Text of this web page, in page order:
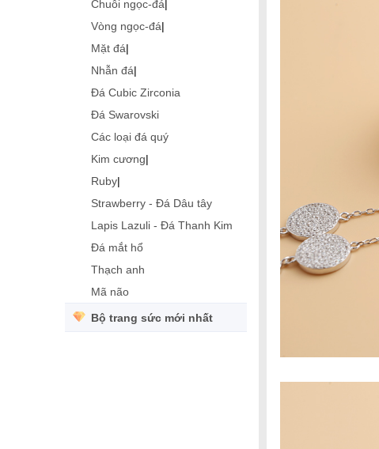
Chuỗi ngọc-đá|
Vòng ngọc-đá|
Mặt đá|
Nhẫn đá|
Đá Cubic Zirconia
Đá Swarovski
Các loại đá quý
Kim cương|
Ruby|
Strawberry - Đá Dâu tây
Lapis Lazuli - Đá Thanh Kim
Đá mắt hổ
Thạch anh
Mã não
Bộ trang sức mới nhất